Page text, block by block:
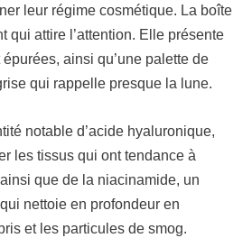
leur régime cosmétique. La boîte
qui attire l’attention. Elle présente
ainsi qu’une palette de
qui rappelle presque la lune.
notable d’acide hyaluronique,
les tissus qui ont tendance à
que de la niacinamide, un
nettoie en profondeur en
et les particules de smog.